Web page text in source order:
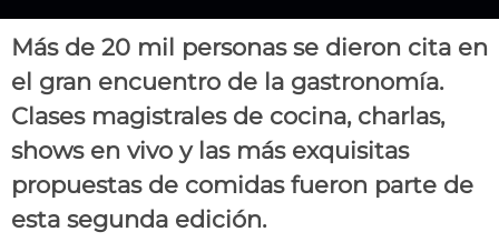
Más de 20 mil personas se dieron cita en
el gran encuentro de la gastronomía.
Clases magistrales de cocina, charlas,
shows en vivo y las más exquisitas
propuestas de comidas fueron parte de
esta segunda edición.